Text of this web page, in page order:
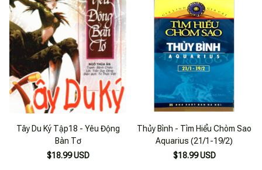
Tây Du Ký Tập18 - Yêu Động
Bàn Tơ
$18.99 USD
Thủy Bình - Tìm Hiểu Chòm Sao
Aquarius (21/1-19/2)
$18.99 USD